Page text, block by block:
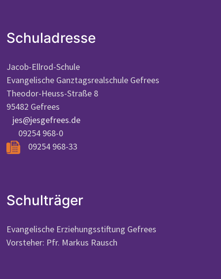
Schuladresse
Jacob-Ellrod-Schule
Evangelische Ganztagsrealschule Gefrees
Theodor-Heuss-Straße 8
95482 Gefrees
jes@jesgefrees.de
09254 968-0
09254 968-33
Schulträger
Evangelische Erziehungsstiftung Gefrees
Vorsteher: Pfr. Markus Rausch